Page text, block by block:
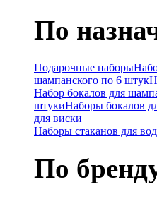
По
Подарочные наборы
шампанского по 6 штук
Набор бокалов для
штукиНаборы бокалов
для виски
Наборы стаканов для
По